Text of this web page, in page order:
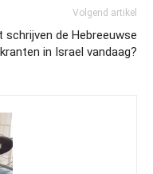
Volgend artikel
schrijven de Hebreeuwse
kranten in Israel vandaag?